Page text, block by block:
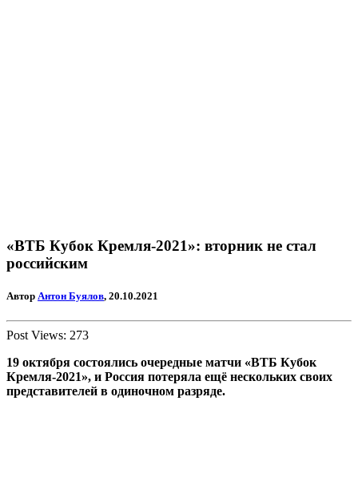
«ВТБ Кубок Кремля-2021»: вторник не стал
российским
Автор Антон Буялов, 20.10.2021
Post Views: 273
19 октября состоялись очередные матчи «ВТБ Кубок
Кремля-2021», и Россия потеряла ещё нескольких своих
представителей в одиночном разряде.